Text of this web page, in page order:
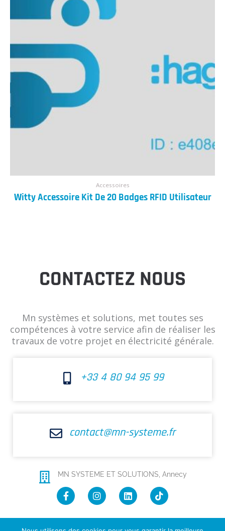
Accessoires
Witty Accessoire Kit De 20 Badges RFID Utilisateur
CONTACTEZ NOUS
Mn systèmes et solutions, met toutes ses
compétences à votre service afin de réaliser les
travaux de votre projet en électricité générale.
+33 4 80 94 95 99
contact@mn-systeme.fr
MN SYSTEME ET SOLUTIONS, Annecy
F
a
c
e
b
I
n
s
t
a
L
i
n
k
e
T
i
k
t
o